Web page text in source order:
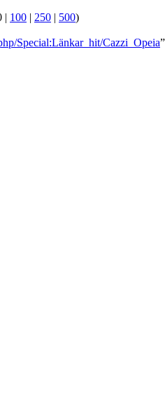
| 100 | 250 | 500)
Special:Länkar_hit/Cazzi_Opeia”